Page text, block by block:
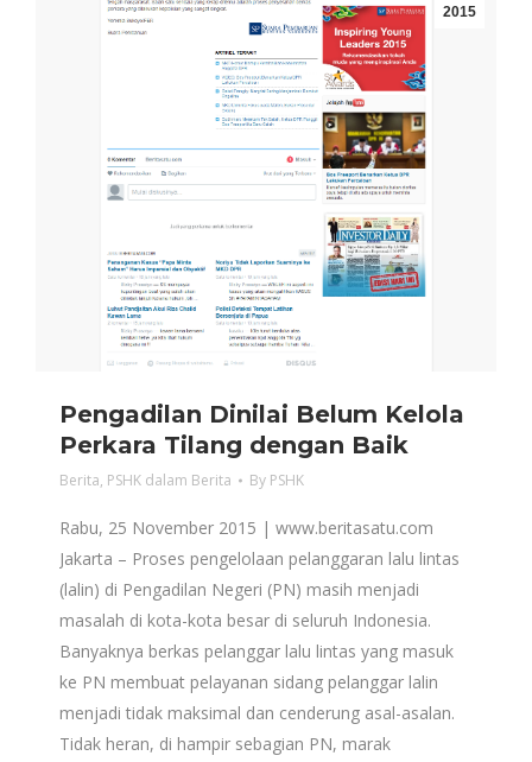
2015
Pengadilan Dinilai Belum Kelola
Perkara Tilang dengan Baik
Berita, PSHK dalam Berita By PSHK
Rabu, 25 November 2015 | www.beritasatu.com
Jakarta – Proses pengelolaan pelanggaran lalu lintas
(lalin) di Pengadilan Negeri (PN) masih menjadi
masalah di kota-kota besar di seluruh Indonesia.
Banyaknya berkas pelanggar lalu lintas yang masuk
ke PN membuat pelayanan sidang pelanggar lalin
menjadi tidak maksimal dan cenderung asal-asalan.
Tidak heran, di hampir sebagian PN, marak